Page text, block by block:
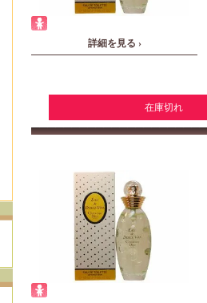
詳細を見る ›
在庫切れ